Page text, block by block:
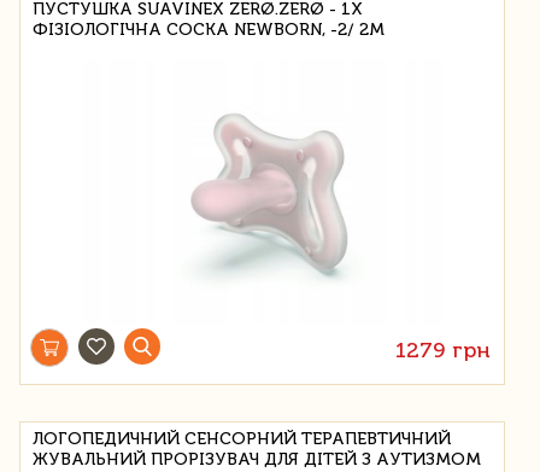
ПУСТУШКА SUAVINEX ZERØ.ZERØ - 1X
ФІЗІОЛОГІЧНА СОСКА NEWBORN, -2/ 2M
1279 грн
ЛОГОПЕДИЧНИЙ СЕНСОРНИЙ ТЕРАПЕВТИЧНИЙ
ЖУВАЛЬНИЙ ПРОРІЗУВАЧ ДЛЯ ДІТЕЙ З АУТИЗМОМ